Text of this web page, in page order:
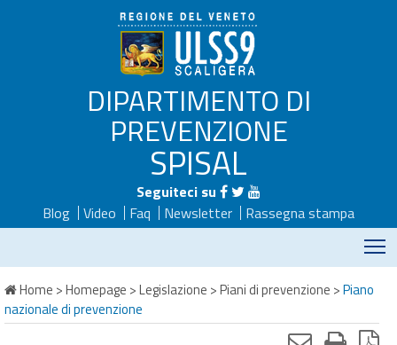
DIPARTIMENTO DI
PREVENZIONE
SPISAL
Seguiteci su
Blog
Video Faq Newsletter
Rassegna stampa
Home >Homepage >Legislazione >Piani di prevenzione >Piano
nazionale di prevenzione